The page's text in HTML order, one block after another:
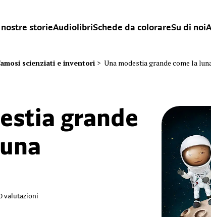
nostre storieAudiolibriSchede da colorareSu di noi
scienziati e inventori > Una modestia grande come la
grande
valutazioni